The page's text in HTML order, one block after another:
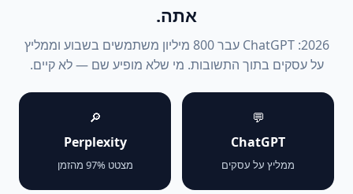
אתה.
2026: ChatGPT עבר 800 מיליון משתמשים בשבוע וממליץ
על עסקים בתוך התשובות. מי שלא מופיע שם — לא קיים.
💬
ChatGPT
ממליץ על עסקים
🔎
Perplexity
מצטט 97% מהזמן